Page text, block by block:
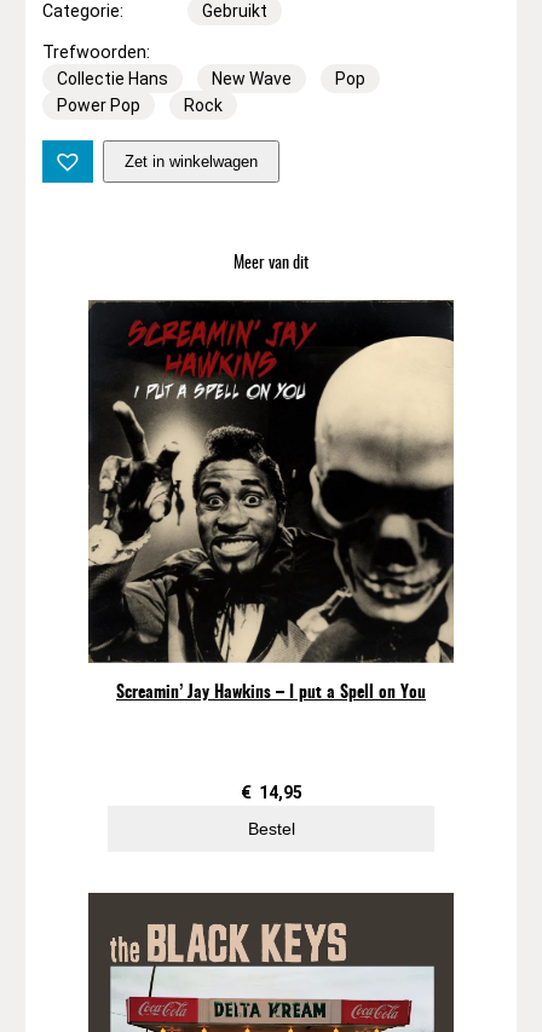
Categorie: Gebruikt
Trefwoorden:
Collectie Hans
New Wave
Pop
Power Pop
Rock
r
T
a
k
s
k
y
–
P
e
s
a
a
l
Zet in winkelwagen
Meer van dit
Screamin’ Jay Hawkins – I put a Spell on You
€ 14,95
Bestel